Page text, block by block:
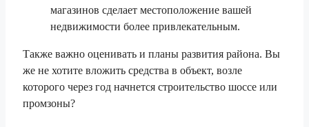
магазинов сделает местоположение вашей
недвижимости более привлекательным.
Также важно оценивать и планы развития района. Вы
же не хотите вложить средства в объект, возле
которого через год начнется строительство шоссе или
промзоны?